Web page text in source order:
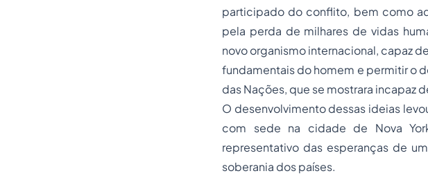
participado do conflito, bem como
pela perda de milhares de vidas
novo organismo internacional, capaz
fundamentais do homem e permitir o
das Nações, que se mostrara incapaz
O desenvolvimento dessas ideias
com sede na cidade de Nova
representativo das esperanças de
soberania dos países.